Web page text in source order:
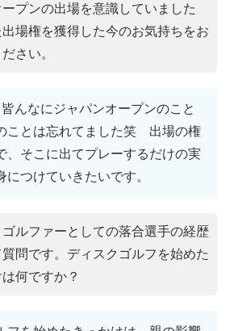
ープンの出場を意識していました
場権を獲得した今のお気持ちをお
さい。
んなにジャパンオープンのこと
ことは忘れてました笑 出場の権
、そこに出てプレーするだけの実
つけていきたいです。
ルファーとしての落合選手の経歴
問です。ディスクゴルフを始めた
何ですか？